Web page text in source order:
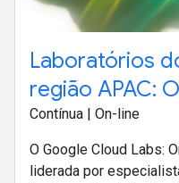
Laboratórios
região APAC:
Contínua | On-line
O Google Cloud Labs:
liderada por